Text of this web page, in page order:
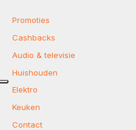
Promoties
Cashbacks
Audio & televisie
Huishouden
Elektro
Keuken
Contact